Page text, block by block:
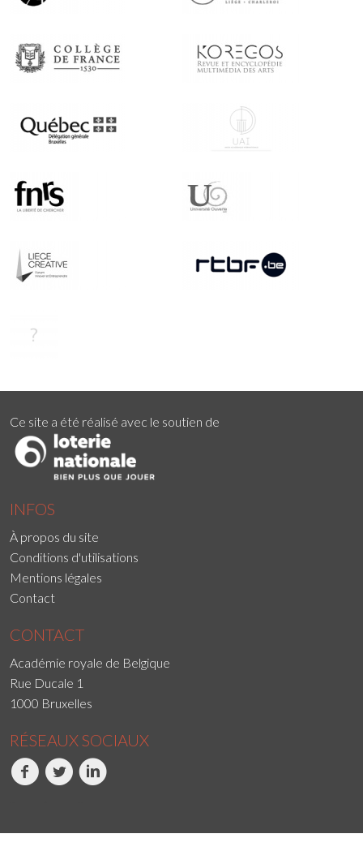
Ce site a été réalisé avec le soutien de
INFOS
À propos du site
Conditions d'utilisations
Mentions légales
Contact
CONTACT
Académie royale de Belgique
Rue Ducale 1
1000 Bruxelles
RÉSEAUX SOCIAUX